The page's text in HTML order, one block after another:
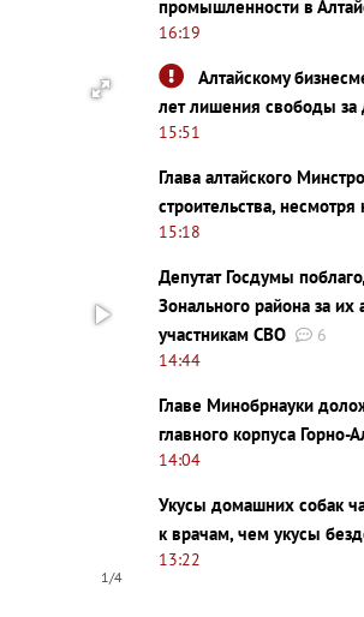
1/4
промышленности в
16:19
Алтайскому
лет лишения свободы за
15:51
Глава алтайского
строительства,
15:18
Депутат Госдумы
Зонального района за
участникам СВО
6
14:44
Главе Минобрнауки
главного корпуса Горно-
14:04
Укусы домашних собак
к врачам, чем укусы
13:22